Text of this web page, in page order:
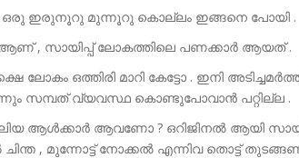
ഇരുനൂറു മുന്നൂറു കൊല്ലം ഇങ്ങനെ പോയി .
, സായിപ്പ് ലോകത്തിലെ പണക്കാർ ആയത് .
ലോകം ഒത്തിരി മാറി കേട്ടോ . ഇനി
സമ്പത് വ്യവസ്ഥ കൊണ്ടുപോവാൻ പറ്റില്ല .
ആൾക്കാർ ആവണോ ? ഒറിജിനൽ ആയി
ചിന്ത , മുന്നോട്ട് നോക്കൽ എന്നിവ തൊട്ട്